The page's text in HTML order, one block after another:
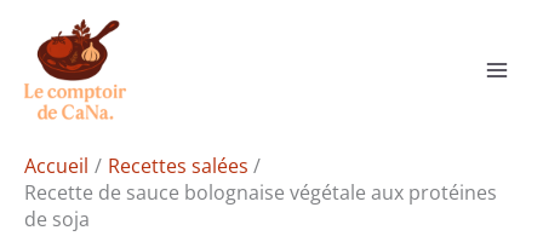
contenu
Accueil
Recettes salées
Recette de sauce bolognaise végétale aux protéines
de soja
Rechercher